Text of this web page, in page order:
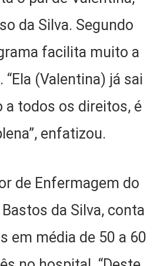
da Silva. Segundo
facilita muito a
“Ela (Valentina) já sai
a todos os direitos, é
enfatizou.
de Enfermagem do
Bastos da Silva, conta
em média de 50 a 60